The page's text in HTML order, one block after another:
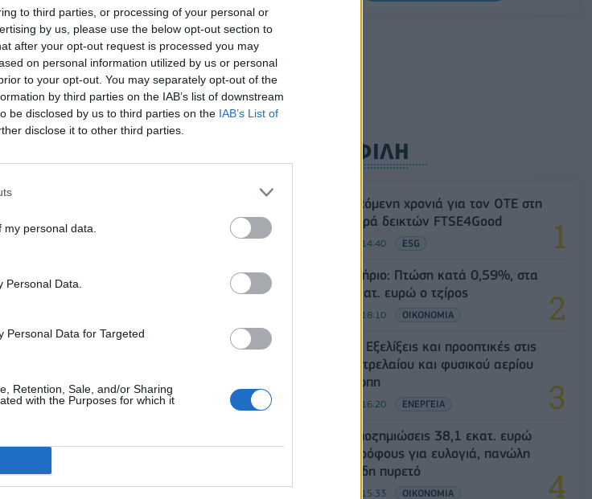
to third parties, or processing of your personal or
by us, please use the below opt-out section to
after your opt-out request is processed you may
on personal information utilized by us or personal
to your opt-out. You may separately opt-out of the
by third parties on the IAB’s list of downstream
be disclosed by us to third parties on the IAB’s List of
disclose it to other third parties.
personal data.
Data.
Personal Data for Targeted
Retention, Sale, and/or Sharing
with the Purposes for which it
ΔΗΜΟΦΙΛΗ
18η συνεχόμενη χρονιά για τον ΟΤΕ στη
διεθνή σειρά δεικτών FTSE4Good
06/08/2026 - 14:40 ESG
Χρηματιστήριο: Πτώση κατά 0,59%, στα
320,42 εκατ. ευρώ ο τζίρος
06/08/2026 - 18:10 ΟΙΚΟΝΟΜΙΑ
Eurobank: Εξελίξεις και προοπτικές στις
αγορές πετρελαίου και φυσικού αερίου
στην Ευρώπη
06/08/2026 - 16:20 ΕΝΕΡΓΕΙΑ
ΥΠΑΑΤ: Αποζημιώσεις 38,1 εκατ. ευρώ
σε κτηνοτρόφους για ευλογιά, πανώλη
και αφθώδη πυρετό
06/08/2026 - 15:33 ΟΙΚΟΝΟΜΙΑ